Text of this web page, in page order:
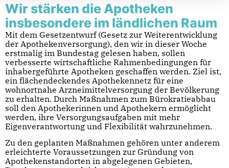
Wir stärken die Apotheken
insbesondere im ländlichen Raum
Mit dem Gesetzentwurf (Gesetz zur Weiterentwicklung
der Apothekenversorgung), den wir in dieser Woche
erstmalig im Bundestag gelesen haben, sollen
verbesserte wirtschaftliche Rahmenbedingungen für
inhabergeführte Apotheken geschaffen werden. Ziel ist,
ein flächendeckendes Apothekennetz für eine
wohnortnahe Arzneimittelversorgung der Bevölkerung
zu erhalten. Durch Maßnahmen zum Bürokratieabbau
soll den Apothekerinnen und Apothekern ermöglicht
werden, ihre Versorgungsaufgaben mit mehr
Eigenverantwortung und Flexibilität wahrzunehmen.
Zu den geplanten Maßnahmen gehören unter anderem
erleichterte Voraussetzungen zur Gründung von
Apothekenstandorten in abgelegenen Gebieten,